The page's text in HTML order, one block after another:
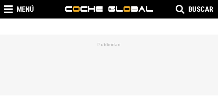
MENÚ BUSCAR